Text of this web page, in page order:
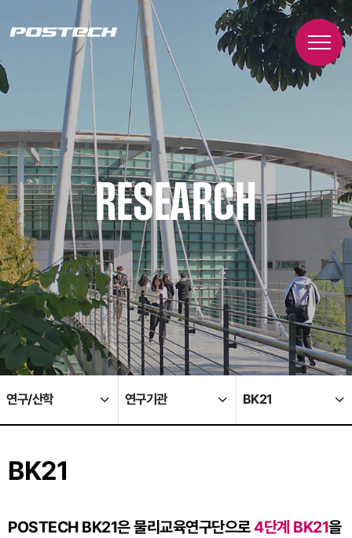
RESEARCH
연구/산학 연구기관 BK21
BK21
POSTECH BK21은 물리교육연구단으로4단계 BK21을